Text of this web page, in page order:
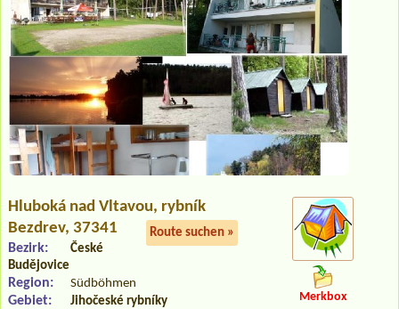
Hluboká nad Vltavou, rybník
Bezdrev, 37341
Route suchen »
Bezirk:
České
Budějovice
Region: Südböhmen
Gebiet: Jihočeské rybníky Merkbox